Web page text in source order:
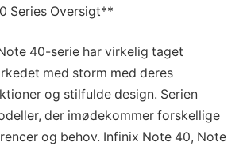
Series Oversigt**
40-serie har virkelig taget
med storm med deres
og stilfulde design. Serien
der imødekommer forskellige
og behov. Infinix Note 40, Note